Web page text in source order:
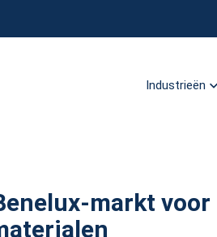
Industrieën
markt voor